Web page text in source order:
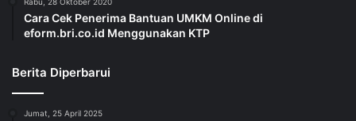
Cara Cek Penerima Bantuan UMKM Online di
eform.bri.co.id Menggunakan KTP
Berita Diperbarui
Jumat, 25 April 2025